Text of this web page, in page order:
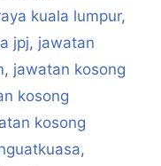
kuala lumpur,
jpj, jawatan
, jawatan kosong
kosong
kosong
,